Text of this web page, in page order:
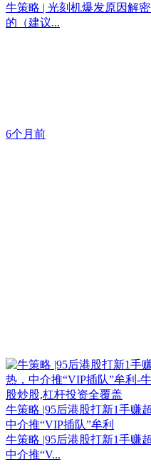
牛策略 | 光刻机爆发原因解
的（建议...
6个月前
牛策略 |95后港股打新1手赚
中介推“VIP插队”牟利
牛策略 |95后港股打新1手赚
中介推“V...